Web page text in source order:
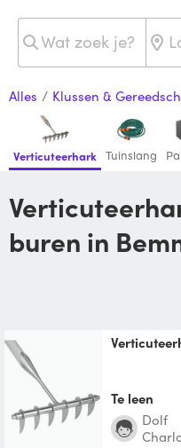
Alles / Klussen &
Verticuteerhark Tuinslang
Verticuteerhark huren van je
buren in
Te leen
Dolf